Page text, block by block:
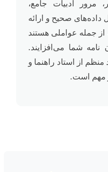
مرور ادبیات جامع،
صحیح و ارائه
از جمله عواملی هستند
نامه شما می‌افزایند.
از استاد راهنما و
مهم است.